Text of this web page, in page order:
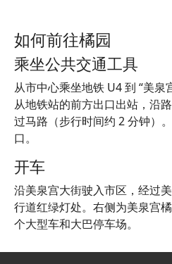
如何前往橘园
乘坐公共交通工具
从市中心乘坐地铁 U4 到 “美泉
从地铁站的前方出口出站，沿
过马路（步行时间约 2 分钟）
口。
开车
沿美泉宫大街驶入市区，经过
行道红绿灯处。右侧为美泉宫
个大型车和大巴停车场。